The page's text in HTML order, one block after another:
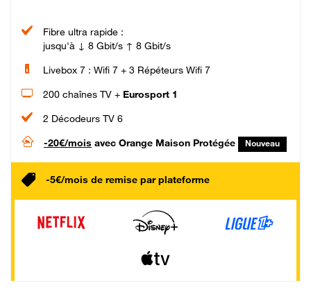
Fibre ultra rapide :
jusqu'à ↓ 8 Gbit/s ↑ 8 Gbit/s
Livebox 7 : Wifi 7 + 3 Répéteurs Wifi 7
200 chaînes TV + Eurosport 1
2 Décodeurs TV 6
-20€/mois avec Orange Maison Protégée Nouveau
-5€/mois de remise par plateforme